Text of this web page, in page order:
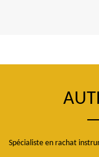
Spécialiste en rachat